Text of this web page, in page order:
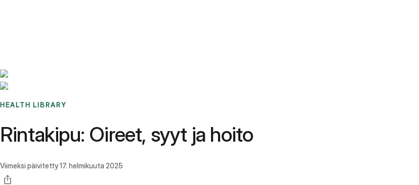
HEALTH LIBRARY
Rinta­kipu: Oireet, syyt ja hoito
Viimeksi päivitetty17. helmikuuta 2025